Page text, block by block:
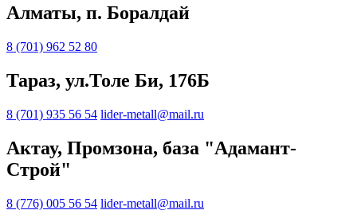
Алматы, п. Боралдай
8 (701) 962 52 80
Тараз, ул.Толе Би, 176Б
8 (701) 935 56 54 lider-metall@mail.ru
Актау, Промзона, база "Адамант-
Строй"
8 (776) 005 56 54 lider-metall@mail.ru